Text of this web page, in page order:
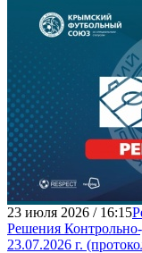
23 июля 2026 / 16:15
Решения
23.07.2026 г.